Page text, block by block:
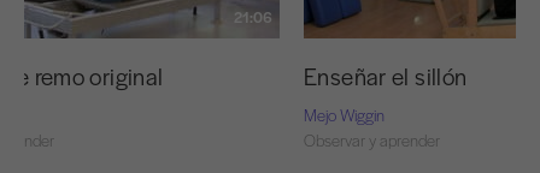
21:06
remo original Enseñar el sillón
Mejo Wiggin
Observar y aprender